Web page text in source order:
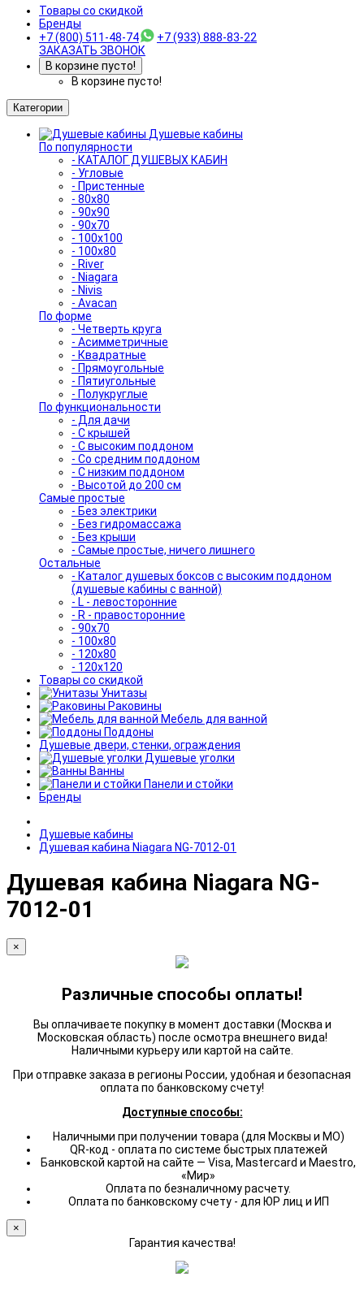
Товары со скидкой
Бренды
+7 (800) 511-48-74
+7 (933) 888-83-22
ЗАКАЗАТЬ ЗВОНОК
В корзине пусто!
В корзине пусто!
Категории
Душевые кабины
По популярности
- КАТАЛОГ ДУШЕВЫХ КАБИН
- Угловые
- Пристенные
- 80x80
- 90x90
- 90x70
- 100x100
- 100x80
- River
- Niagara
- Nivis
- Avacan
По форме
- Четверть круга
- Асимметричные
- Квадратные
- Прямоугольные
- Пятиугольные
- Полукруглые
По функциональности
- Для дачи
- С крышей
- С высоким поддоном
- Со средним поддоном
- С низким поддоном
- Высотой до 200 см
Самые простые
- Без электрики
- Без гидромассажа
- Без крыши
- Самые простые, ничего лишнего
Остальные
- Каталог душевых боксов с высоким поддоном
(душевые кабины с ванной)
- L - левосторонние
- R - правосторонние
- 90x70
- 100x80
- 120x80
- 120x120
Товары со скидкой
Унитазы
Раковины
Мебель для ванной
Поддоны
Душевые двери, стенки, ограждения
Душевые уголки
Ванны
Панели и стойки
Бренды
Душевые кабины
Душевая кабина Niagara NG-7012-01
Душевая кабина Niagara NG-
7012-01
×
Различные способы оплаты!
Вы оплачиваете покупку в момент доставки (Москва и
Московская область) после осмотра внешнего вида!
Наличными курьеру или картой на сайте.
При отправке заказа в регионы России, удобная и безопасная
оплата по банковскому счету!
Доступные способы:
Наличными при получении товара (для Москвы и МО)
QR-код - оплата по системе быстрых платежей
Банковской картой на сайте — Visa, Mastercard и Maestro,
«Мир»
Оплата по безналичному расчету.
Оплата по банковскому счету - для ЮР лиц и ИП
×
Гарантия качества!